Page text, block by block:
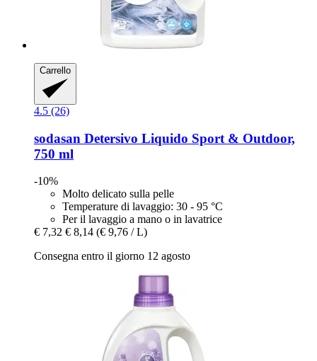
Carrello
4.5 (26)
sodasan Detersivo Liquido Sport & Outdoor,
750 ml
-10%
Molto delicato sulla pelle
Temperature di lavaggio: 30 - 95 °C
Per il lavaggio a mano o in lavatrice
€ 7,32 € 8,14 (€ 9,76 / L)
Consegna entro il giorno 12 agosto